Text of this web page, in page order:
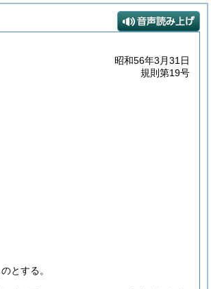
昭和56年3月31日
規則第19号
とする。